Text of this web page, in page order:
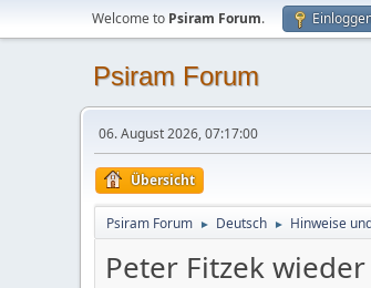
Welcome to Psiram Forum.
Psiram Forum
06. August 2026, 07:17:00
Übersicht
Psiram Forum ► Deutsch ► Hinweise
Peter Fitzek